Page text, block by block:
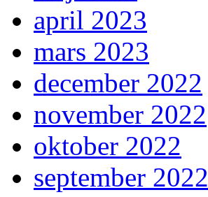
april 2023
mars 2023
december 2022
november 2022
oktober 2022
september 2022